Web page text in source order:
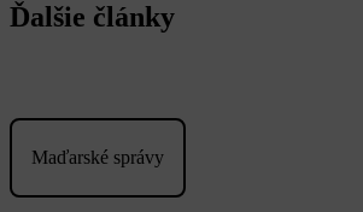
Ďalšie články
Maďarské správy